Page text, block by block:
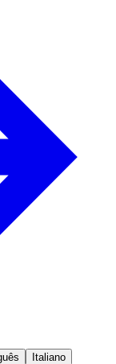
Italiano